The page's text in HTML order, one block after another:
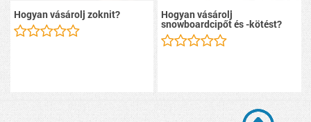
Hogyan vásárolj zoknit? Hogyan vásárolj
snowboardcipőt és -kötést?